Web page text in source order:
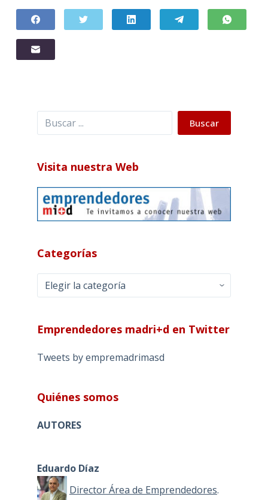
Buscar Buscar
Visita nuestra Web
Categorías
Categorías
Emprendedores madri+d en Twitter
Tweets by empremadrimasd
Quiénes somos
AUTORES
Eduardo Díaz
Director Área de Emprendedores.